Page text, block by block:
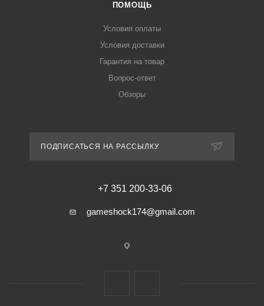
ПОМОЩЬ
Условия оплаты
Условия доставки
Гарантия на товар
Вопрос-ответ
Обзоры
ПОДПИСАТЬСЯ НА РАССЫЛКУ
+7 351 200-33-06
gameshock174@gmail.com